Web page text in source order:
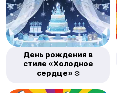
День рождения в
стиле «Холодное
сердце» ❄️